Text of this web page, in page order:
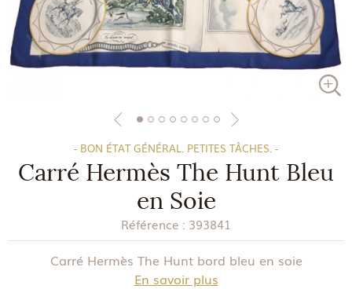
- BON ÉTAT GÉNÉRAL. PETITES TÂCHES. -
Carré Hermès The Hunt Bleu
en Soie
Référence : 393841
Carré Hermès The Hunt bord bleu en soie
En savoir plus